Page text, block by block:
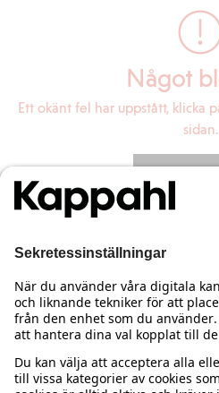
Något
Ett okänt fel har uppstått, klicka
sidan.